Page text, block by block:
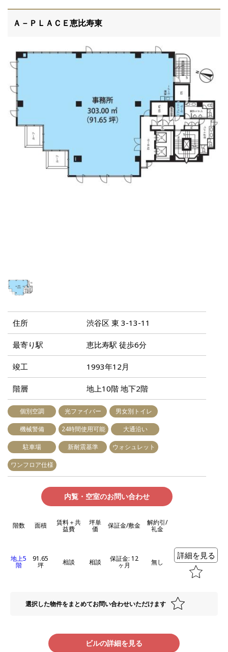
Ａ－ＰＬＡＣＥ恵比寿東
住所 渋谷区 東 3-13-11
最寄り駅 恵比寿駅 徒歩6分
竣工 1993年12月
階層 地上10階 地下2階
個別空調 光ファイバー 男女別トイレ
機械警備 24時間使用可能 大通沿い
駐車場 新耐震基準 ウォシュレット
ワンフロア仕様
内覧・空室のお問い合わせ
階数 面積 賃料＋共
益費
坪単
価 保証金/敷金 解約引/
礼金
地上5
階
91.65
坪 相談 相談 保証金: 12
ヶ月 無し
詳細を見る
選択した物件をまとめてお問い合わせいただけます
ビルの詳細を見る